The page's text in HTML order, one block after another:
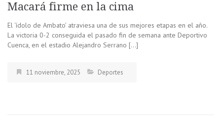
Macará firme en la cima
El ‘ídolo de Ambato’ atraviesa una de sus mejores etapas en el año.
La victoria 0-2 conseguida el pasado fin de semana ante Deportivo
Cuenca, en el estadio Alejandro Serrano […]
11 noviembre, 2025 Deportes